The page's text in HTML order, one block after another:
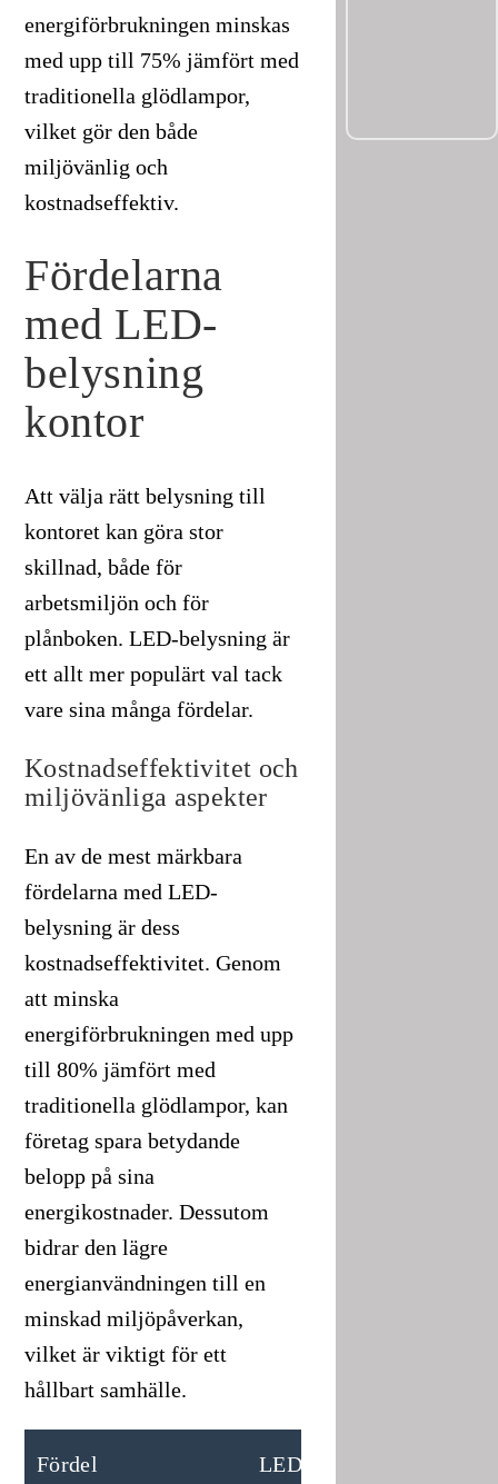
energiförbrukningen minskas
med upp till 75% jämfört med
traditionella glödlampor,
vilket gör den både
miljövänlig och
kostnadseffektiv.
Fördelarna
med LED-
belysning
kontor
Att välja rätt belysning till
kontoret kan göra stor
skillnad, både för
arbetsmiljön och för
plånboken. LED-belysning är
ett allt mer populärt val tack
vare sina många fördelar.
Kostnadseffektivitet och
miljövänliga aspekter
En av de mest märkbara
fördelarna med LED-
belysning är dess
kostnadseffektivitet. Genom
att minska
energiförbrukningen med upp
till 80% jämfört med
traditionella glödlampor, kan
företag spara betydande
belopp på sina
energikostnader. Dessutom
bidrar den lägre
energianvändningen till en
minskad miljöpåverkan,
vilket är viktigt för ett
hållbart samhälle.
Fördel LED-belysning